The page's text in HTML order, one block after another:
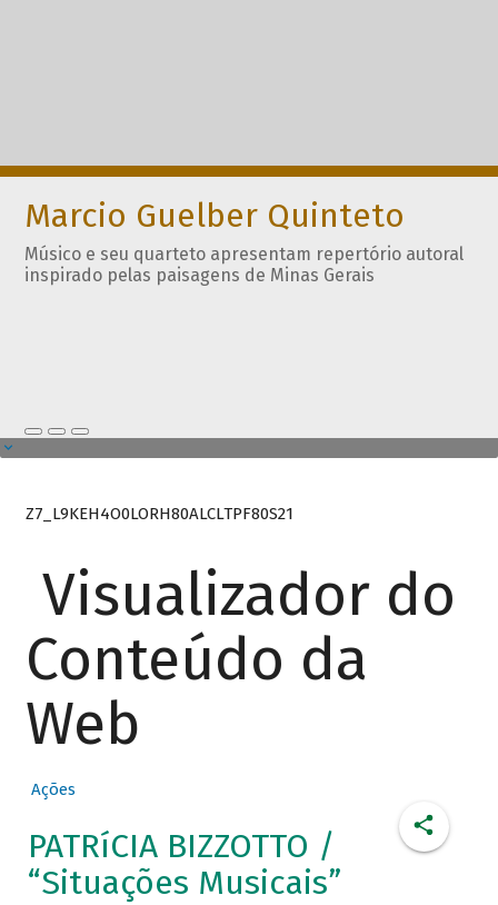
Marcio Guelber Quinteto
Músico e seu quarteto apresentam repertório autoral
inspirado pelas paisagens de Minas Gerais
Z7_L9KEH4O0LORH80ALCLTPF80S21
Visualizador do
Conteúdo da
Web
Ações
PATRíCIA BIZZOTTO /
“Situações Musicais”